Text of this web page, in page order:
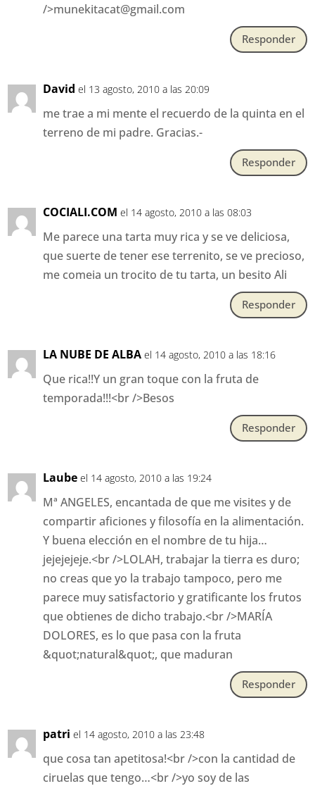
/>munekitacat@gmail.com
Responder
David el 13 agosto, 2010 a las 20:09
me trae a mi mente el recuerdo de la quinta en el
terreno de mi padre. Gracias.-
Responder
COCIALI.COM el 14 agosto, 2010 a las 08:03
Me parece una tarta muy rica y se ve deliciosa,
que suerte de tener ese terrenito, se ve precioso,
me comeia un trocito de tu tarta, un besito Ali
Responder
LA NUBE DE ALBA el 14 agosto, 2010 a las 18:16
Que rica!!Y un gran toque con la fruta de
temporada!!!<br />Besos
Responder
Laube el 14 agosto, 2010 a las 19:24
Mª ANGELES, encantada de que me visites y de
compartir aficiones y filosofía en la alimentación.
Y buena elección en el nombre de tu hija…
jejejejeje.<br />LOLAH, trabajar la tierra es duro;
no creas que yo la trabajo tampoco, pero me
parece muy satisfactorio y gratificante los frutos
que obtienes de dicho trabajo.<br />MARÍA
DOLORES, es lo que pasa con la fruta
&quot;natural&quot;, que maduran
Responder
patri el 14 agosto, 2010 a las 23:48
que cosa tan apetitosa!<br />con la cantidad de
ciruelas que tengo…<br />yo soy de las